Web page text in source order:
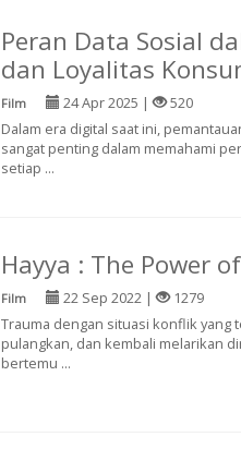
Peran Data Sosial
dan Loyalitas
Film 24 Apr 2025 |
520
Dalam era digital saat ini,
sangat penting dalam memahami
setiap ...
Hayya : The Power
Film 22 Sep 2022 |
1279
Trauma dengan situasi konflik yang
pulangkan, dan kembali melarikan
bertemu ...